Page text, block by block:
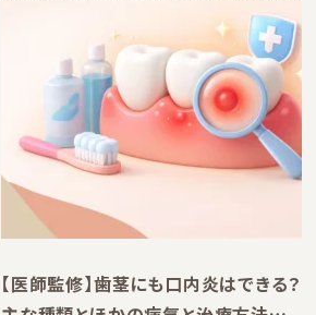
【医師監修】歯茎にも口内炎はできる？